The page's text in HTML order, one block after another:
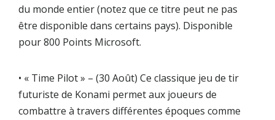
du monde entier (notez que ce titre peut ne pas
être disponible dans certains pays). Disponible
pour 800 Points Microsoft.
• « Time Pilot » – (30 Août) Ce classique jeu de tir
futuriste de Konami permet aux joueurs de
combattre à travers différentes époques comme